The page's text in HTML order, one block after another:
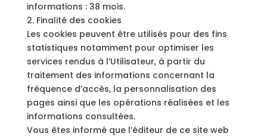
informations : 38 mois.
2. Finalité des cookies
Les cookies peuvent être utilisés pour des fins
statistiques notamment pour optimiser les
services rendus à l’Utilisateur, à partir du
traitement des informations concernant la
fréquence d’accès, la personnalisation des
pages ainsi que les opérations réalisées et les
informations consultées.
Vous êtes informé que l’éditeur de ce site web